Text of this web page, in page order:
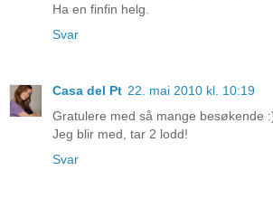
Ha en finfin helg.
Svar
Casa del Pt 22. mai 2010 kl. 10:19
Gratulere med så mange besøkende
Jeg blir med, tar 2 lodd!
Svar